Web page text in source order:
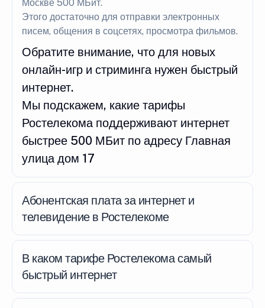
Москве 500 МБит.
Этого достаточно для отправки электронных
писем, общения в соцсетях, просмотра фильмов.
Обратите внимание, что для новых
онлайн-игр и стриминга нужен быстрый
интернет.
Мы подскажем, какие тарифы
Ростелекома поддерживают интернет
быстрее 500 МБит по адресу Главная
улица дом 17
Абонентская плата за интернет и
телевидение в Ростелекоме
В каком тарифе Ростелекома самый
быстрый интернет